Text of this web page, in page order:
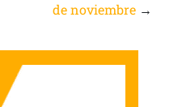
de noviembre →